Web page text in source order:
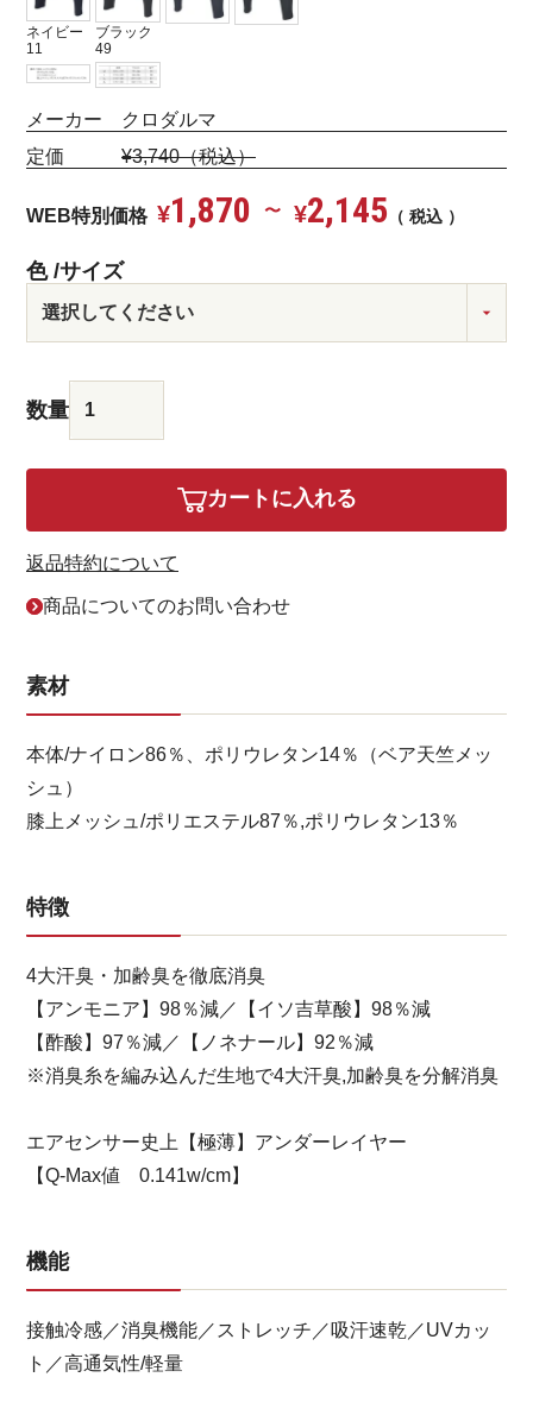
ネイビー
11
ブラック
49
メーカー クロダルマ
定価 ¥3,740（税込）
WEB特別価格 ¥1,870 〜 ¥2,145 税込
色 サイズ
カートに入れる
返品特約について
商品についてのお問い合わせ
素材
本体/ナイロン86％、ポリウレタン14％（ベア天竺メッ
シュ）
膝上メッシュ/ポリエステル87％,ポリウレタン13％
特徴
4大汗臭・加齢臭を徹底消臭
【アンモニア】98％減／【イソ吉草酸】98％減
【酢酸】97％減／【ノネナール】92％減
※消臭糸を編み込んだ生地で4大汗臭,加齢臭を分解消臭
エアセンサー史上【極薄】アンダーレイヤー
【Q-Max値 0.141w/cm】
機能
接触冷感／消臭機能／ストレッチ／吸汗速乾／UVカッ
ト／高通気性/軽量